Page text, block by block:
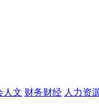
人文 财务财经 人力资